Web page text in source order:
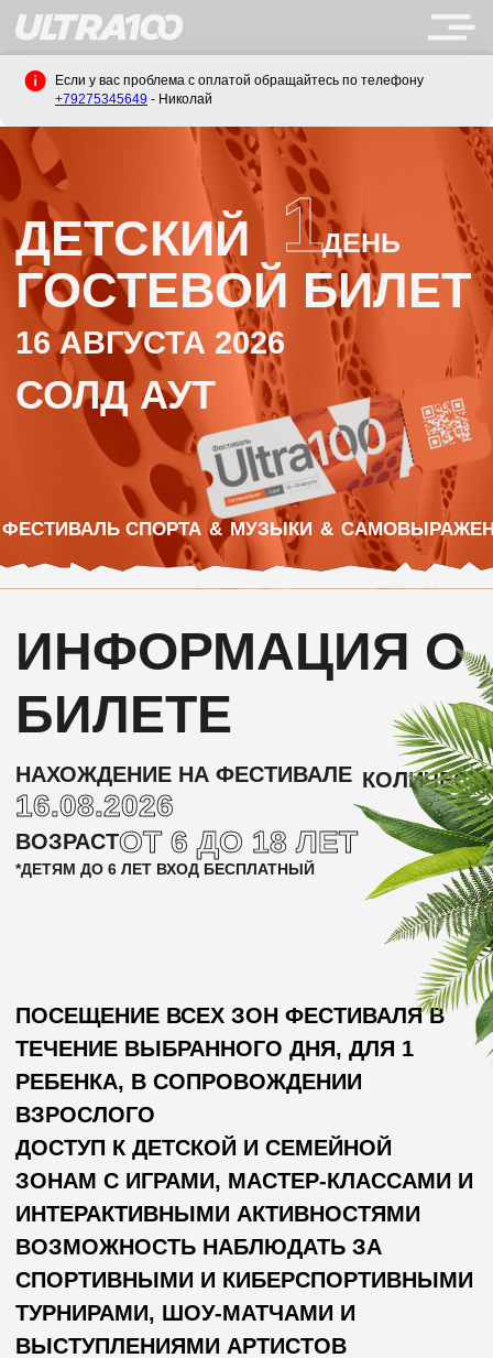
Если у вас проблема с оплатой обращайтесь по телефону
+79275345649 - Николай
16 АВГУСТА 2026
СОЛД АУТ
ДЕТСКИЙ
ГОСТЕВОЙ БИЛЕТ
ДЕНЬ
1
СПОРТА САМОВЫРАЖЕНИЯ & ФЕСТИВАЛЬ
НАХОЖДЕНИЕ НА ФЕСТИВАЛЕ
16.08.2026
КОЛИЧЕСТВО ПЕРСОН1
ИНФОРМАЦИЯ О
БИЛЕТЕ
ПОСЕЩЕНИЕ ВСЕХ ЗОН ФЕСТИВАЛЯ В
РЕБЕНКА, В СОПРОВОЖДЕНИИ
ВЗРОСЛОГО
ДОСТУП К ДЕТСКОЙ И СЕМЕЙНОЙ
ЗОНАМ С ИГРАМИ, МАСТЕР-КЛАССАМИ И
ИНТЕРАКТИВНЫМИ АКТИВНОСТЯМИ
ФОТОЗОНЫ И ТЕМАТИЧЕСКИЕ
ПЛОЩАДКИ ДЛЯ ДЕТЕЙ
ДОСТУП К ФУДКОРТУ И ЗОНАМ ОТДЫХА